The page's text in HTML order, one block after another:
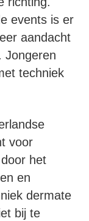
events is er
aandacht
Jongeren
techniek
voor
het
en
dermate
bij te